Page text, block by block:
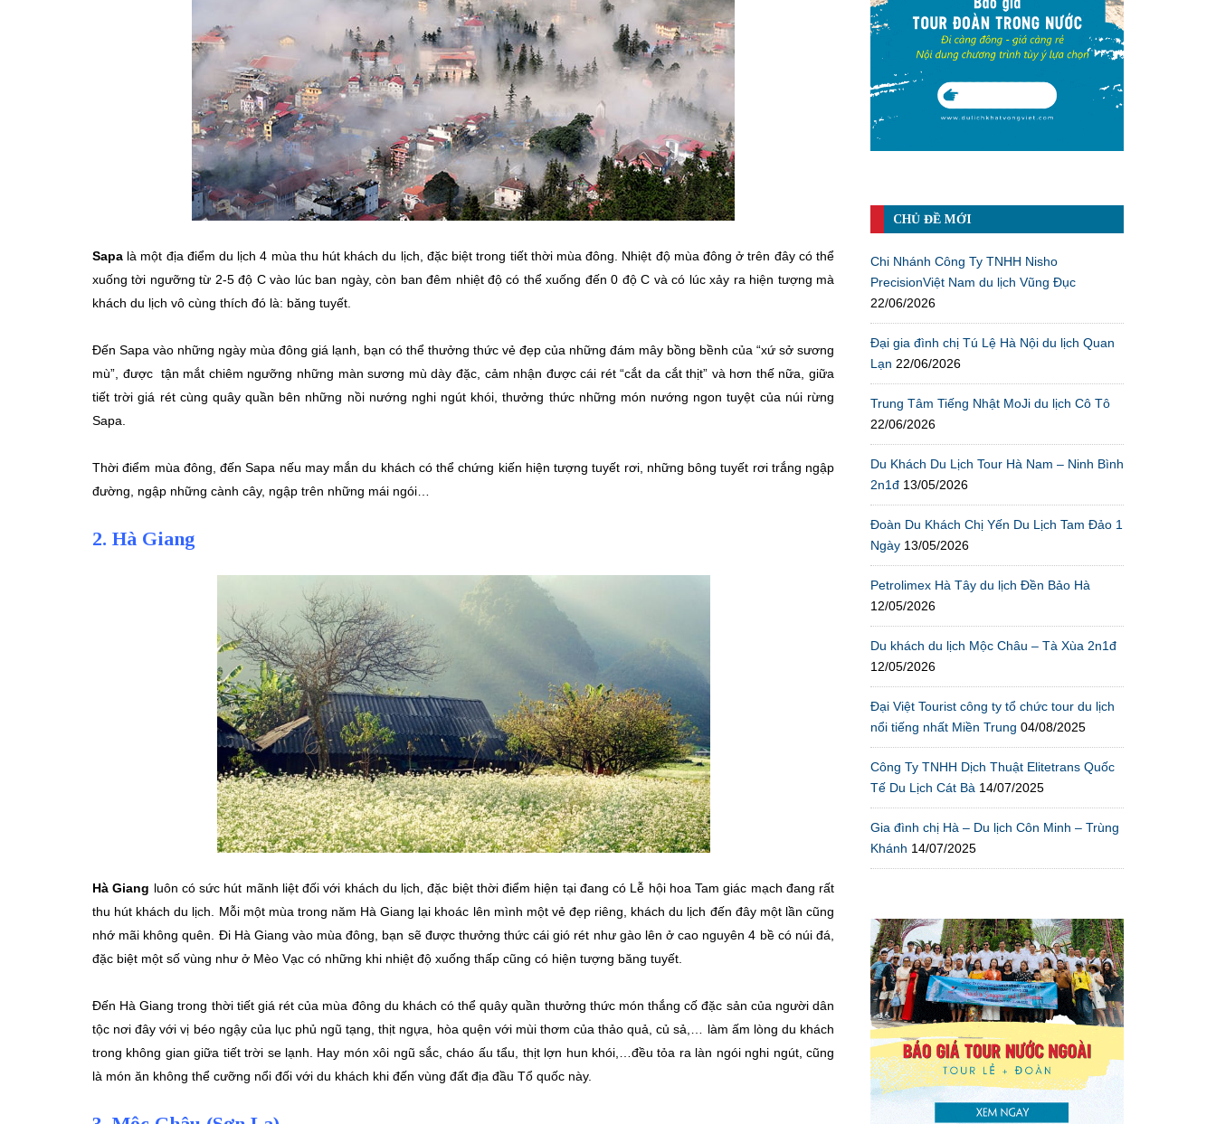
Sapa là một địa điểm du lịch 4 mùa thu hút khách du lịch, đặc biệt trong tiết thời mùa đông. Nhiệt độ mùa đông ở trên đây có thể
xuống tời ngưỡng từ 2-5 độ C vào lúc ban ngày, còn ban đêm nhiệt độ có thể xuống đến 0 độ C và có lúc xảy ra hiện tượng mà
khách du lịch vô cùng thích đó là: băng tuyết.
Đến Sapa vào những ngày mùa đông giá lạnh, bạn có thể thưởng thức vẻ đẹp của những đám mây bồng bềnh của “xứ sở sương
mù”, được tận mắt chiêm ngưỡng những màn sương mù dày đặc, cảm nhận được cái rét “cắt da cắt thịt” và hơn thế nữa, giữa
tiết trời giá rét cùng quây quần bên những nồi nướng nghi ngút khói, thưởng thức những món nướng ngon tuyệt của núi rừng
Sapa.
Thời điểm mùa đông, đến Sapa nếu may mắn du khách có thể chứng kiến hiện tượng tuyết rơi, những bông tuyết rơi trắng ngập
đường, ngập những cành cây, ngập trên những mái ngói…
2. Hà Giang
Hà Giang luôn có sức hút mãnh liệt đối với khách du lịch, đặc biệt thời điểm hiện tại đang có Lễ hội hoa Tam giác mạch đang rất
thu hút khách du lịch. Mỗi một mùa trong năm Hà Giang lại khoác lên mình một vẻ đẹp riêng, khách du lịch đến đây một lần cũng
nhớ mãi không quên. Đi Hà Giang vào mùa đông, bạn sẽ được thưởng thức cái gió rét như gào lên ở cao nguyên 4 bề có núi đá,
đặc biệt một số vùng như ở Mèo Vạc có những khi nhiệt độ xuống thấp cũng có hiện tượng băng tuyết.
Đến Hà Giang trong thời tiết giá rét của mùa đông du khách có thể quây quần thưởng thức món thắng cố đặc sản của người dân
tộc nơi đây với vị béo ngậy của lục phủ ngũ tạng, thịt ngựa, hòa quện với mùi thơm của thảo quả, củ sả,… làm ấm lòng du khách
trong không gian giữa tiết trời se lạnh. Hay món xôi ngũ sắc, cháo ấu tẩu, thịt lợn hun khói,…đều tỏa ra làn ngói nghi ngút, cũng
là món ăn không thể cưỡng nổi đối với du khách khi đến vùng đất địa đầu Tổ quốc này.
CHỦ ĐỀ MỚI
Chi Nhánh Công Ty TNHH Nisho
PrecisionViệt Nam du lịch Vũng Đục
22/06/2026
Đại gia đình chị Tú Lệ Hà Nội du lịch Quan
Lạn 22/06/2026
Trung Tâm Tiếng Nhật MoJi du lịch Cô Tô
22/06/2026
Du Khách Du Lịch Tour Hà Nam – Ninh Bình
2n1đ 13/05/2026
Đoàn Du Khách Chị Yến Du Lịch Tam Đảo 1
Ngày 13/05/2026
Petrolimex Hà Tây du lịch Đền Bảo Hà
12/05/2026
Du khách du lịch Mộc Châu – Tà Xùa 2n1đ
12/05/2026
Đại Việt Tourist công ty tổ chức tour du lịch
nổi tiếng nhất Miền Trung 04/08/2025
Công Ty TNHH Dịch Thuật Elitetrans Quốc
Tế Du Lịch Cát Bà 14/07/2025
Gia đình chị Hà – Du lịch Côn Minh – Trùng
Khánh 14/07/2025